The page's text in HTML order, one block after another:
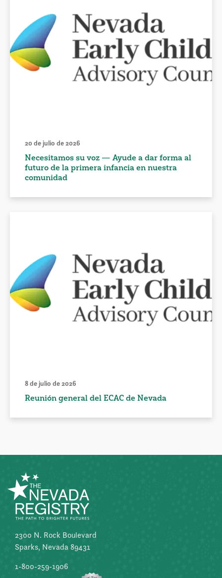
20 de julio de 2026
Necesitamos su voz — Ayude a dar forma al
futuro de la primera infancia en nuestra
comunidad
8 de julio de 2026
Reunión general del ECAC de Nevada
2300 N. Rock Boulevard
Sparks, Nevada 89431
1-800-259-1906